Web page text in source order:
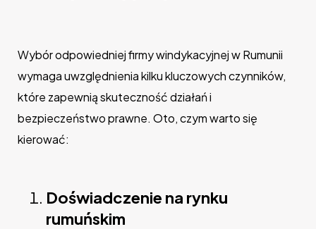
Wybór odpowiedniej firmy windykacyjnej w Rumunii
wymaga uwzględnienia kilku kluczowych czynników,
które zapewnią skuteczność działań i
bezpieczeństwo prawne. Oto, czym warto się
kierować:
Doświadczenie na rynku
rumuńskim